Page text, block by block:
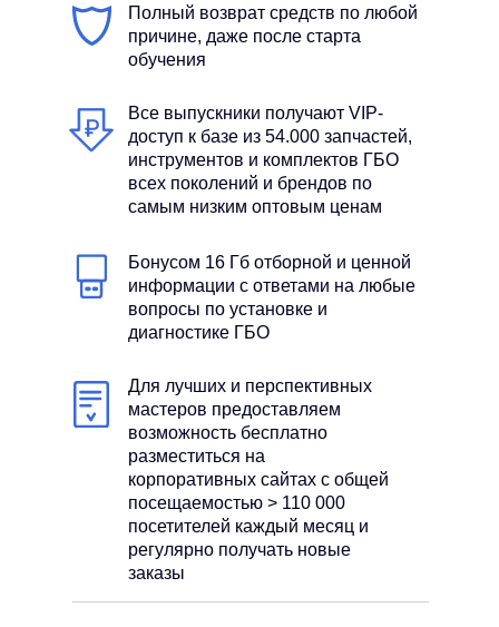
Полный возврат средств по любой
причине, даже после старта
обучения
Все выпускники получают VIP-
доступ к базе из 54.000 запчастей,
инструментов и комплектов ГБО
всех поколений и брендов по
самым низким оптовым ценам
Бонусом 16 Гб отборной и ценной
информации с ответами на любые
вопросы по установке и
диагностике ГБО
Для лучших и перспективных
мастеров предоставляем
возможность бесплатно
разместиться на
корпоративных сайтах с общей
посещаемостью > 110 000
посетителей каждый месяц и
регулярно получать новые
заказы